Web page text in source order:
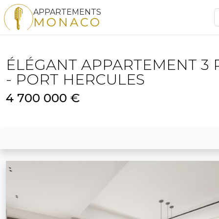
APPARTEMENTS
MONACO
ÉLÉGANT APPARTEMENT 3
- PORT HERCULES
4 700 000 €